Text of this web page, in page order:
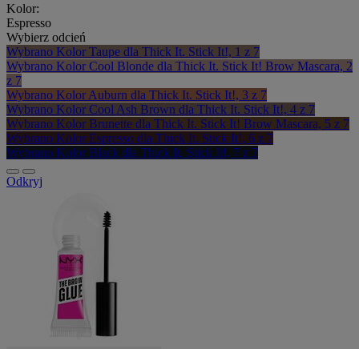
Kolor:
Espresso
Wybierz odcień
Wybrano Kolor Taupe dla Thick It. Stick It!, 1 z 7
Wybrano Kolor Cool Blonde dla Thick It. Stick It! Brow Mascara, 2
z 7
Wybrano Kolor Auburn dla Thick It. Stick It!, 3 z 7
Wybrano Kolor Cool Ash Brown dla Thick It. Stick It!, 4 z 7
Wybrano Kolor Brunette dla Thick It. Stick It! Brow Mascara, 5 z 7
Wybrano Kolor Espresso dla Thick It. Stick It!, 6 z 7
Wybrano Kolor Black dla Thick It. Stick It!, 7 z 7
Odkryj